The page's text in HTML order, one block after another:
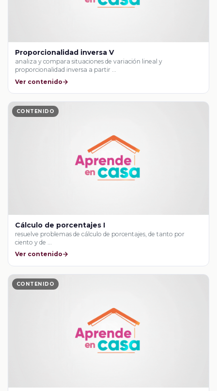
Proporcionalidad inversa V
analiza y compara situaciones de variación lineal y
proporcionalidad inversa a partir …
Ver contenido
CONTENIDO
Cálculo de porcentajes I
resuelve problemas de cálculo de porcentajes, de tanto por
ciento y de …
Ver contenido
CONTENIDO